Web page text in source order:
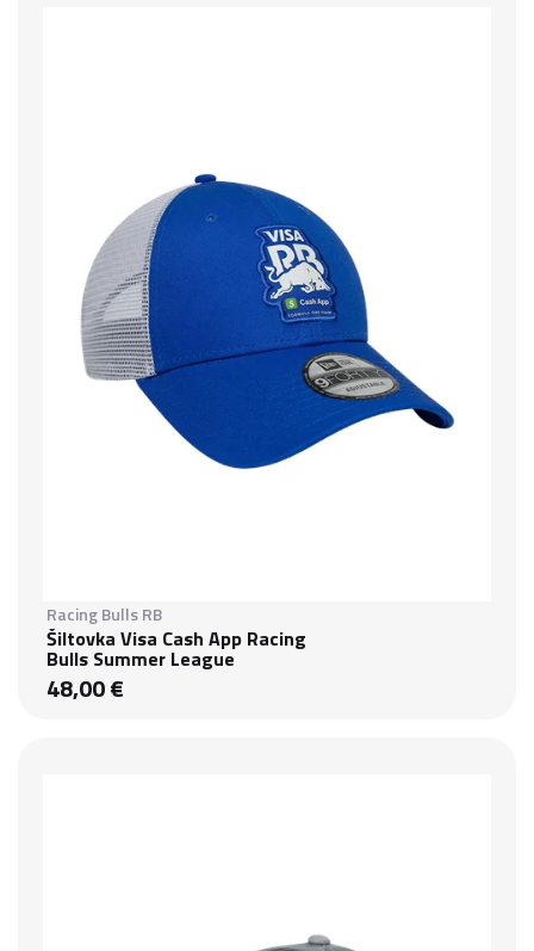
Racing Bulls RB
Šiltovka Visa Cash App Racing
Bulls Summer League
48,00 €